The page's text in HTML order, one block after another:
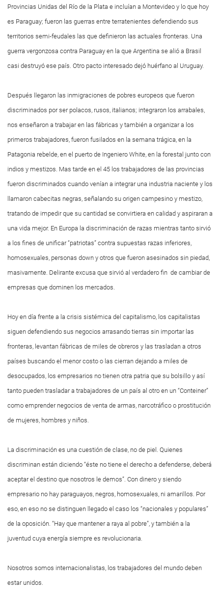
Provincias Unidas del Río de la Plata e incluían a Montevideo y lo que hoy
es Paraguay; fueron las guerras entre terratenientes defendiendo sus
territorios semi-feudales las que definieron las actuales fronteras. Una
guerra vergonzosa contra Paraguay en la que Argentina se alió a Brasil
casi destruyó ese país. Otro pacto interesado dejó huérfano al Uruguay.
Después llegaron las inmigraciones de pobres europeos que fueron
discriminados por ser polacos, rusos, italianos; integraron los arrabales,
nos enseñaron a trabajar en las fábricas y también a organizar a los
primeros trabajadores, fueron fusilados en la semana trágica, en la
Patagonia rebelde, en el puerto de Ingeniero White, en la forestal junto con
indios y mestizos. Mas tarde en el 45 los trabajadores de las provincias
fueron discriminados cuando venían a integrar una industria naciente y los
llamaron cabecitas negras, señalando su origen campesino y mestizo,
tratando de impedir que su cantidad se convirtiera en calidad y aspiraran a
una vida mejor. En Europa la discriminación de razas mientras tanto sirvió
a los fines de unificar “patriotas” contra supuestas razas inferiores,
homosexuales, personas down y otros que fueron asesinados sin piedad,
masivamente. Delirante excusa que sirvió al verdadero fin de cambiar de
empresas que dominen los mercados.
Hoy en día frente a la crisis sistémica del capitalismo, los capitalistas
siguen defendiendo sus negocios arrasando tierras sin importar las
fronteras, levantan fábricas de miles de obreros y las trasladan a otros
países buscando el menor costo o las cierran dejando a miles de
desocupados, los empresarios no tienen otra patria que su bolsillo y así
tanto pueden trasladar a trabajadores de un país al otro en un “Conteiner”
como emprender negocios de venta de armas, narcotráfico o prostitución
de mujeres, hombres y niños.
La discriminación es una cuestión de clase, no de piel. Quienes
discriminan están diciendo “éste no tiene el derecho a defenderse, deberá
aceptar el destino que nosotros le demos”. Con dinero y siendo
empresario no hay paraguayos, negros, homosexuales, ni amarillos. Por
eso, en eso no se distinguen llegado el caso los “nacionales y populares”
de la oposición. “Hay que mantener a raya al pobre”, y también a la
juventud cuya energía siempre es revolucionaria.
Nosotros somos internacionalistas, los trabajadores del mundo deben
estar unidos.